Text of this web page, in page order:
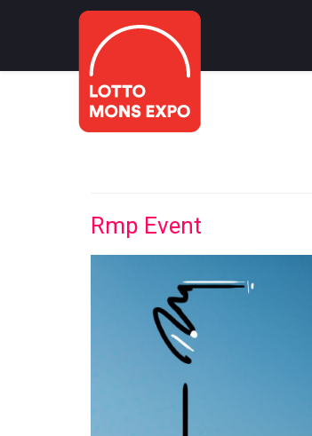
Rmp Event